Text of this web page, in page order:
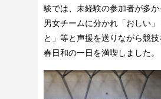
験では、未経験の参加者が多か
男女チームに分かれ「おしい
と」等と声援を送りながら競
春日和の一日を満喫しました。